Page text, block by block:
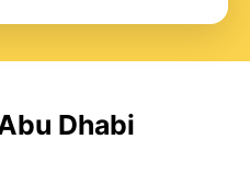
Dhabi